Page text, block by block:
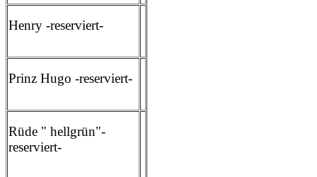
Henry -reserviert-
Prinz Hugo -reserviert-
Rüde " hellgrün"-
reserviert-